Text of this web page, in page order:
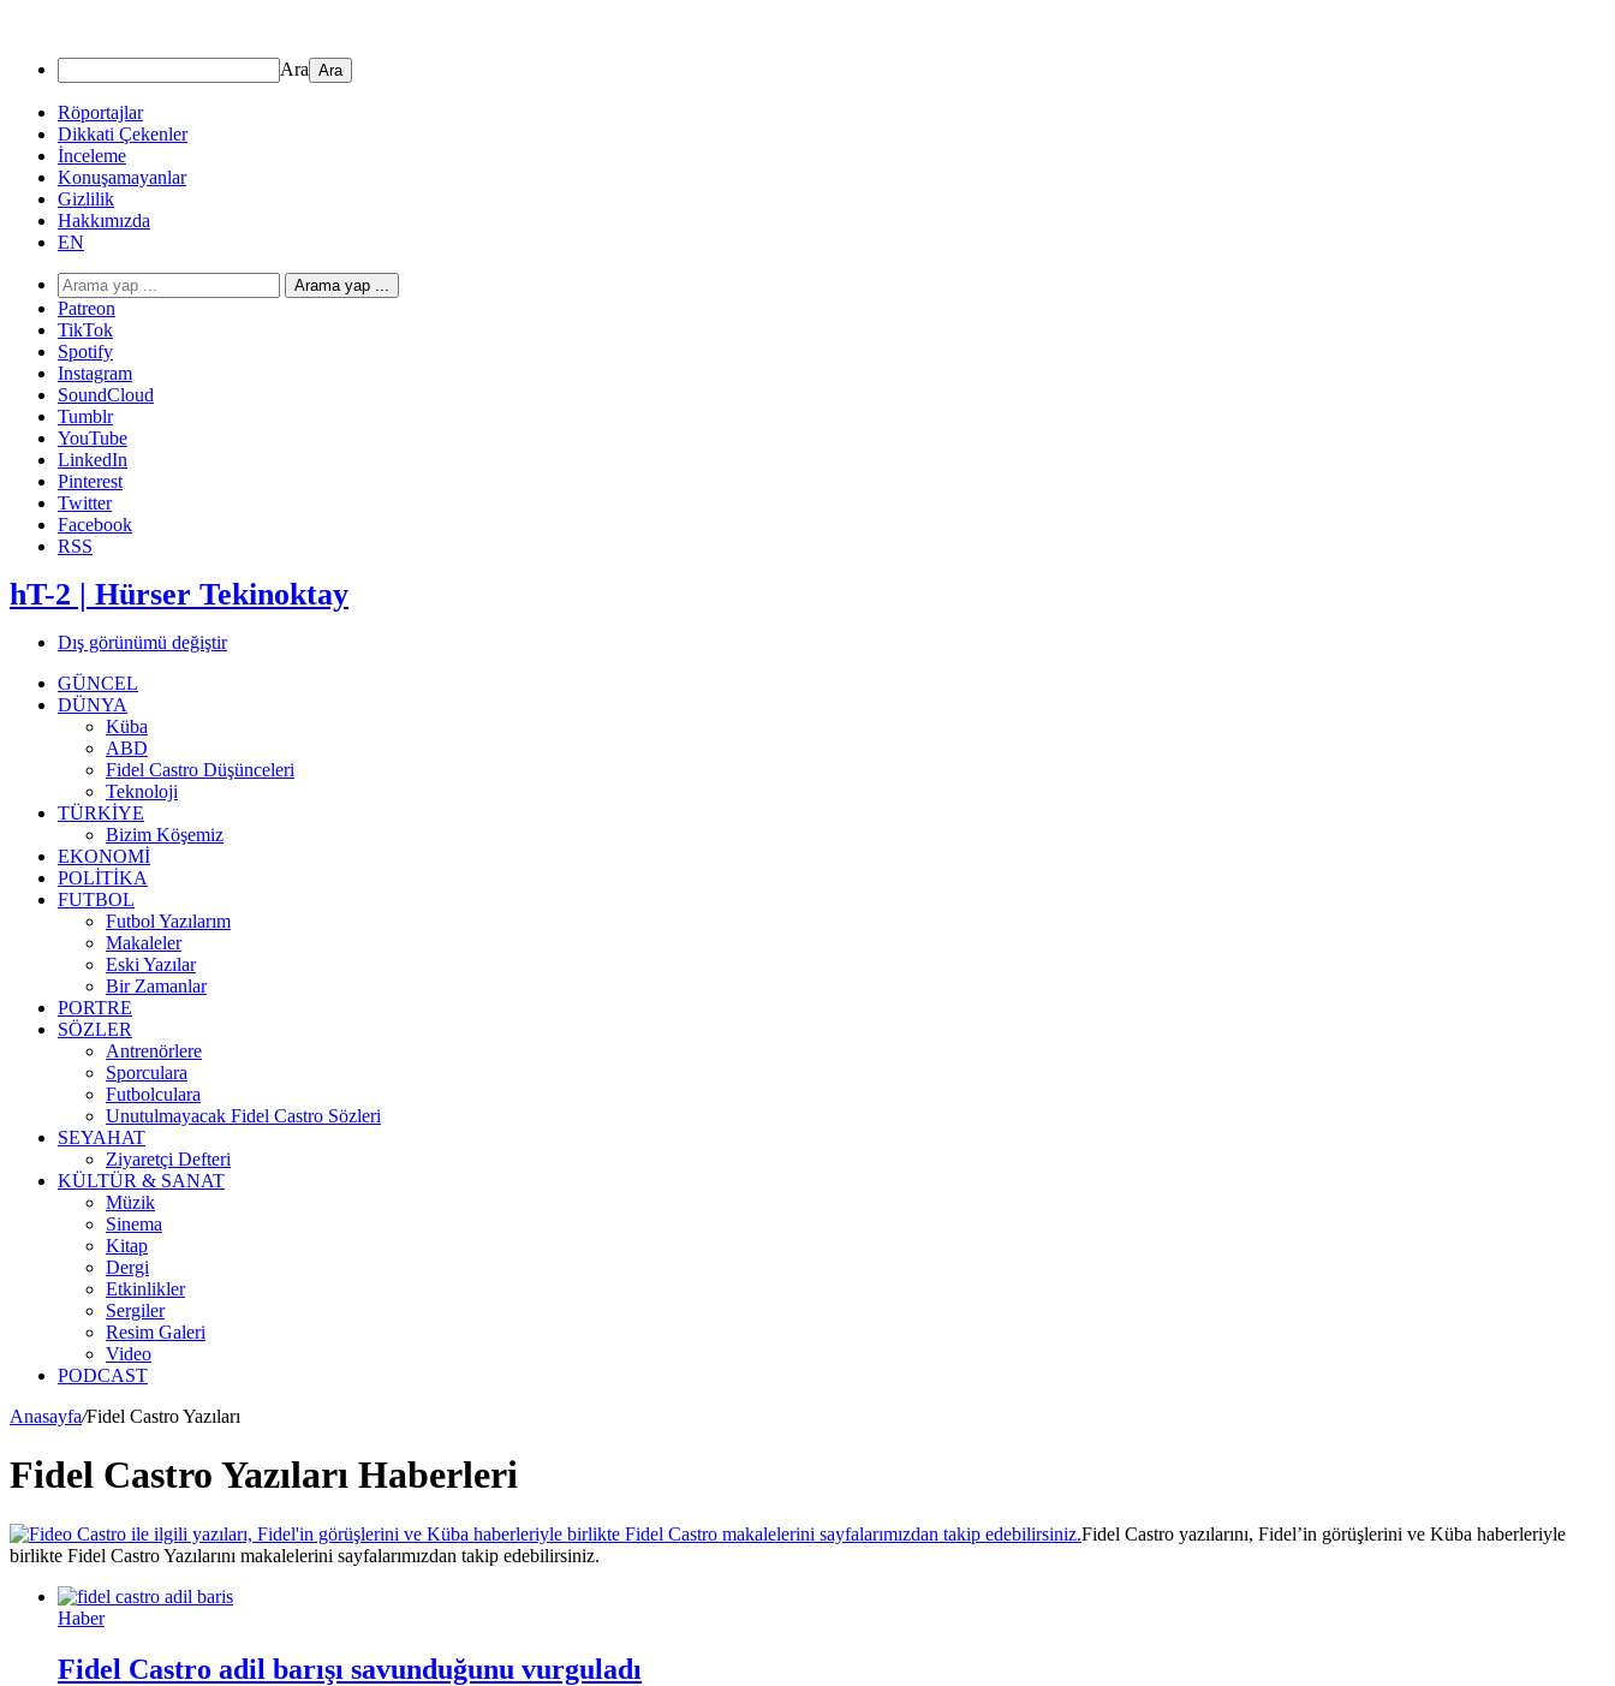
Ara
Röportajlar
Dikkati Çekenler
İnceleme
Konuşamayanlar
Gizlilik
Hakkımızda
EN
Arama yap ...
Patreon
TikTok
Spotify
Instagram
SoundCloud
Tumblr
YouTube
LinkedIn
Pinterest
Twitter
Facebook
RSS
hT-2 | Hürser Tekinoktay
Dış görünümü değiştir
GÜNCEL
DÜNYA
Küba
ABD
Fidel Castro Düşünceleri
Teknoloji
TÜRKİYE
Bizim Köşemiz
EKONOMİ
POLİTİKA
FUTBOL
Futbol Yazılarım
Makaleler
Eski Yazılar
Bir Zamanlar
PORTRE
SÖZLER
Antrenörlere
Sporculara
Futbolculara
Unutulmayacak Fidel Castro Sözleri
SEYAHAT
Ziyaretçi Defteri
KÜLTÜR & SANAT
Müzik
Sinema
Kitap
Dergi
Etkinlikler
Sergiler
Resim Galeri
Video
PODCAST
Anasayfa/Fidel Castro Yazıları
Fidel Castro Yazıları Haberleri
Fidel Castro yazılarını, Fidel’in görüşlerini ve Küba haberleriyle
birlikte Fidel Castro Yazılarını makalelerini sayfalarımızdan takip edebilirsiniz.
Haber
Fidel Castro adil barışı savunduğunu vurguladı